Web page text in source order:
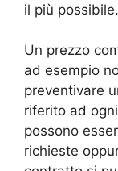
il più possibile.
Un prezzo
ad esempio
preventivare
riferito ad
possono
richieste